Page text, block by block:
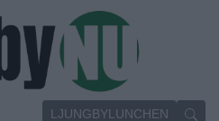
LJUNGBYLUNCHEN